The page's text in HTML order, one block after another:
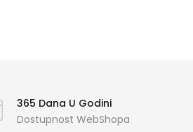
365 Dana U Godini
Dostupnost WebShopa